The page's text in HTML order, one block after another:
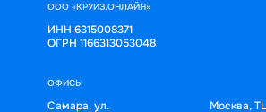
ООО «КРУИЗ.ОНЛАЙН»
ИНН 6315008371
ОГРН 1166313053048
ОФИСЫ
Самара, ул. Москва,